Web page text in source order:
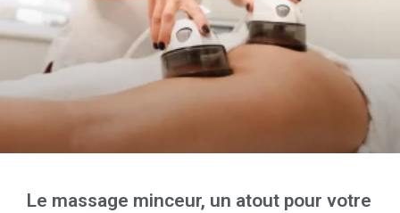
Le massage minceur, un atout pour votre